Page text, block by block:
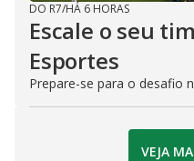
DO R7/HÁ 6 HORAS
Escale o seu
Esportes
Prepare-se para o desafio
VEJA